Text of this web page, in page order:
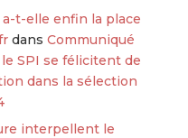
t-elle enfin la place
dans Communiqué
SPI se félicitent de
dans la sélection
interpellent le